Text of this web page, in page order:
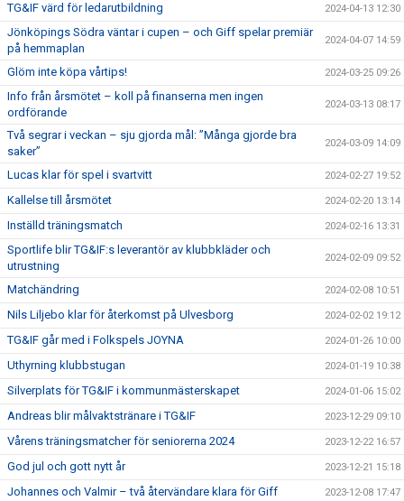
TG&IF värd för ledarutbildning 2024-04-13 12:30
Jönköpings Södra väntar i cupen – och Giff spelar premiär
på hemmaplan
2024-04-07 14:59
Glöm inte köpa vårtips! 2024-03-25 09:26
Info från årsmötet – koll på finanserna men ingen
ordförande
2024-03-13 08:17
Två segrar i veckan – sju gjorda mål: ”Många gjorde bra
saker”
2024-03-09 14:09
Lucas klar för spel i svartvitt 2024-02-27 19:52
Kallelse till årsmötet 2024-02-20 13:14
Inställd träningsmatch 2024-02-16 13:31
Sportlife blir TG&IF:s leverantör av klubbkläder och
utrustning
2024-02-09 09:52
Matchändring 2024-02-08 10:51
Nils Liljebo klar för återkomst på Ulvesborg 2024-02-02 19:12
TG&IF går med i Folkspels JOYNA 2024-01-26 10:00
Uthyrning klubbstugan 2024-01-19 10:38
Silverplats för TG&IF i kommunmästerskapet 2024-01-06 15:02
Andreas blir målvaktstränare i TG&IF 2023-12-29 09:10
Vårens träningsmatcher för seniorerna 2024 2023-12-22 16:57
God jul och gott nytt år 2023-12-21 15:18
Johannes och Valmir – två återvändare klara för Giff 2023-12-08 17:47